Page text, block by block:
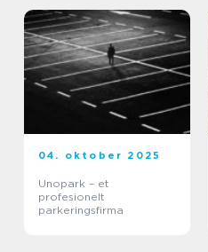
04. oktober 2025
Unopark – et
profesionelt
parkeringsfirma